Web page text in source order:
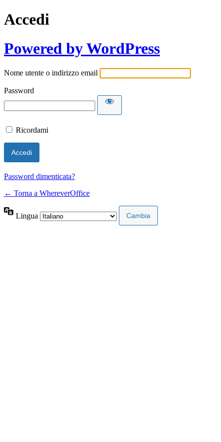
Accedi
Powered by WordPress
Nome utente o indirizzo email
Password
Ricordami
Password dimenticata?
← Torna a WhereverOffice
Lingua